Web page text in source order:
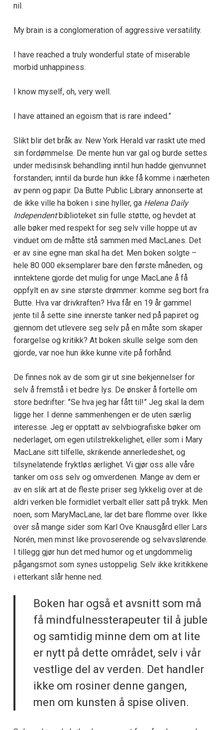
nil.
My brain is a conglomeration of aggressive versatility.
I have reached a truly wonderful state of miserable
morbid unhappiness.
I know myself, oh, very well.
I have attained an egoism that is rare indeed.”
Slikt blir det bråk av. New York Herald var raskt ute med
sin fordømmelse. De mente hun var gal og burde settes
under medisinsk behandling inntil hun hadde gjenvunnet
forstanden; inntil da burde hun ikke få komme i nærheten
av penn og papir. Da Butte Public Library annonserte at
de ikke ville ha boken i sine hyller, ga Helena Daily
Independentbiblioteket sin fulle støtte, og hevdet at
alle bøker med respekt for seg selv ville hoppe ut av
vinduet om de måtte stå sammen med MacLanes. Det
er av sine egne man skal ha det. Men boken solgte –
hele 80 000 eksemplarer bare den første måneden, og
inntektene gjorde det mulig for unge MacLane å få
oppfylt en av sine største drømmer: komme seg bort fra
Butte. Hva var drivkraften? Hva får en 19 år gammel
jente til å sette sine innerste tanker ned på papiret og
gjennom det utlevere seg selv på en måte som skaper
forargelse og kritikk? At boken skulle selge som den
gjorde, var noe hun ikke kunne vite på forhånd.
De finnes nok av de som gir ut sine bekjennelser for
selv å fremstå i et bedre lys. De ønsker å fortelle om
store bedrifter: ”Se hva jeg har fått til!” Jeg skal la dem
ligge her. I denne sammenhengen er de uten særlig
interesse. Jeg er opptatt av selvbiografiske bøker om
nederlaget, om egen utilstrekkelighet, eller som i Mary
MacLane sitt tilfelle, skrikende annerledeshet, og
tilsynelatende fryktløs ærlighet. Vi gjør oss alle våre
tanker om oss selv og omverdenen. Mange av dem er
av en slik art at de fleste priser seg lykkelig over at de
aldri verken ble formidlet verbalt eller satt på trykk. Men
noen, som MaryMacLane, lar det bare flomme over. Ikke
over så mange sider som Karl Ove Knausgård eller Lars
Norén, men minst like provoserende og selvavslørende.
I tillegg gjør hun det med humor og et ungdommelig
pågangsmot som synes ustoppelig. Selv ikke kritikkene
i etterkant slår henne ned.
Boken har også et avsnitt som må
få mindfulnessterapeuter til å juble
og samtidig minne dem om at lite
er nytt på dette området, selv i vår
vestlige del av verden. Det handler
ikke om rosiner denne gangen,
men om kunsten å spise oliven.